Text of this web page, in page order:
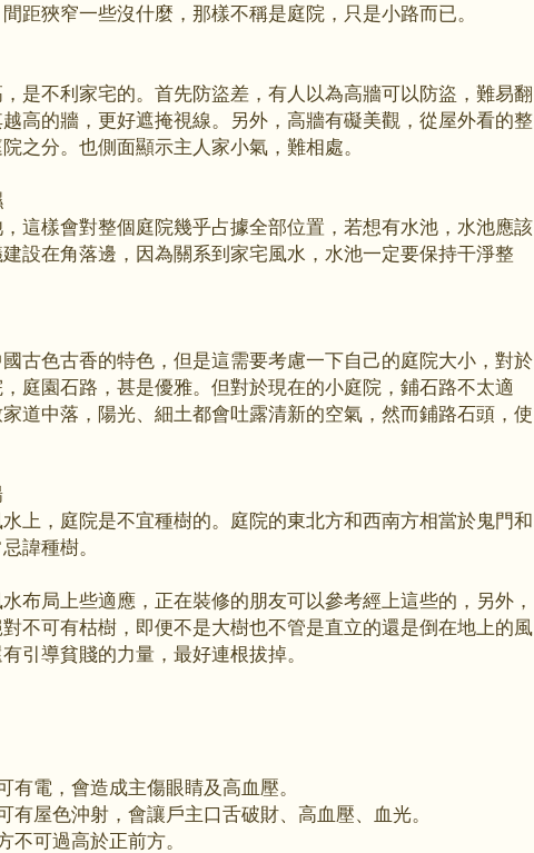
距狹窄一些沒什麼，那樣不稱是庭院，只是小路而已。
是不利家宅的。首先防盜差，有人以為高牆可以防盜，難易翻
高的牆，更好遮掩視線。另外，高牆有礙美觀，從屋外看的整
之分。也側面顯示主人家小氣，難相處。
這樣會對整個庭院幾乎占據全部位置，若想有水池，水池應該
設在角落邊，因為關系到家宅風水，水池一定要保持干淨整
古色古香的特色，但是這需要考慮一下自己的庭院大小，對於
庭園石路，甚是優雅。但對於現在的小庭院，鋪石路不太適
道中落，陽光、細土都會吐露清新的空氣，然而鋪路石頭，使
上，庭院是不宜種樹的。庭院的東北方和西南方相當於鬼門和
諱種樹。
布局上些適應，正在裝修的朋友可以參考經上這些的，另外，
不可有枯樹，即便不是大樹也不管是直立的還是倒在地上的風
引導貧賤的力量，最好連根拔掉。
有電，會造成主傷眼睛及高血壓。
有屋色沖射，會讓戶主口舌破財、高血壓、血光。
不可過高於正前方。